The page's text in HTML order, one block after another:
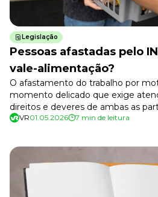
Legislação
Pessoas afastadas pelo
vale-alimentação?
O afastamento do trabalho por
momento delicado que exige
direitos e deveres de ambas as
preocupação com a recuperação, é
alimentação? A resposta depende,
VR01.05.2026 7 min de leitura